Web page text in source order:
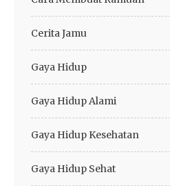
Cerita Jamu
Gaya Hidup
Gaya Hidup Alami
Gaya Hidup Kesehatan
Gaya Hidup Sehat